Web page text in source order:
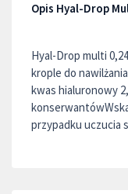
Opis Hyal-Drop
Hyal-Drop multi
krople do
kwas hialuronowy
przypadku uczucia